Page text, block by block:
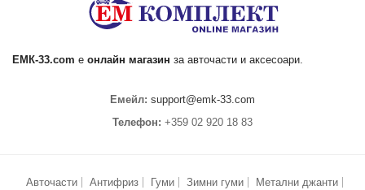
ЕМК-33.com е онлайн магазин за авточасти и аксесоари.
Емейл: support@emk-33.com
Телефон: +359 02 920 18 83
Авточасти Антифриз Гуми Зимни гуми
Метални джанти